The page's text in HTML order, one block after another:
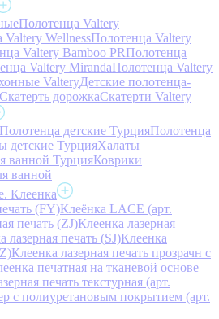
Полотенца Valtery
Valtery WellnessПолотенца Valtery
Valtery Bamboo PRПолотенца
Valtery MirandaПолотенца Valtery
ValteryДетские полотенца-
Скатерть дорожкаСкатерти Valtery
Полотенца детские ТурцияПолотенца
детские ТурцияХалаты
ванной ТурцияКоврики
ванной
Клеенка
(FY)Клеёнка LACE (арт.
печать (ZJ)Клеенка лазерная
лазерная печать (SJ)Клеенка
Клеенка лазерная печать прозрачн с
печатная на тканевой основе
печать текстурная (арт.
с полиуретановым покрытием (арт.